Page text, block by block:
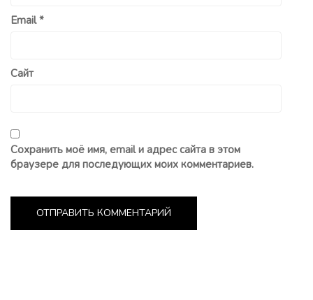
Email*
Сайт
Сохранить моё имя, email и адрес сайта в этом
браузере для последующих моих комментариев.